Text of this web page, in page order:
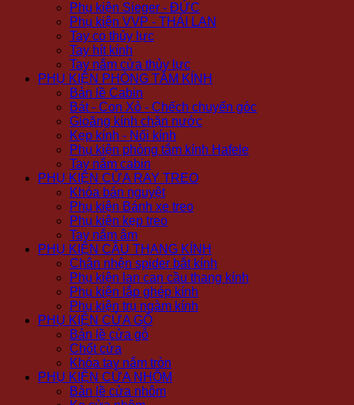
Phụ kiện Sieger - ĐỨC
Phụ kiện VVP - THÁI LAN
Tay co thủy lực
Tay hít kính
Tay nắm cửa thủy lực
PHỤ KIỆN PHÒNG TẮM KÍNH
Bản lề Cabin
Bát - Con Xỏ - Chếch chuyển góc
Gioăng kính chặn nước
Kẹp kính - Nối kính
Phụ kiện phòng tắm kính Hafele
Tay nắm cabin
PHỤ KIỆN CỬA RAY TREO
Khóa bán nguyệt
Phụ kiện Bánh xe treo
Phụ kiện kẹp treo
Tay nắm âm
PHỤ KIỆN CẦU THANG KÍNH
Chân nhện spider bắt kính
Phụ kiện lan can cầu thang kính
Phụ kiện lắp ghép kính
Phụ kiện trụ ngàm kính
PHỤ KIỆN CỬA GỖ
Bản lề cửa gỗ
Chốt cửa
Khóa tay nắm tròn
PHỤ KIỆN CỬA NHÔM
Bản lề cửa nhôm